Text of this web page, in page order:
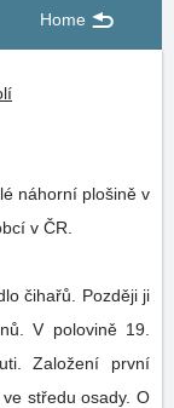
Home
náhorní plošině v
v ČR.
čihařů. Později ji
V polovině 19.
Založení první
středu osady. O